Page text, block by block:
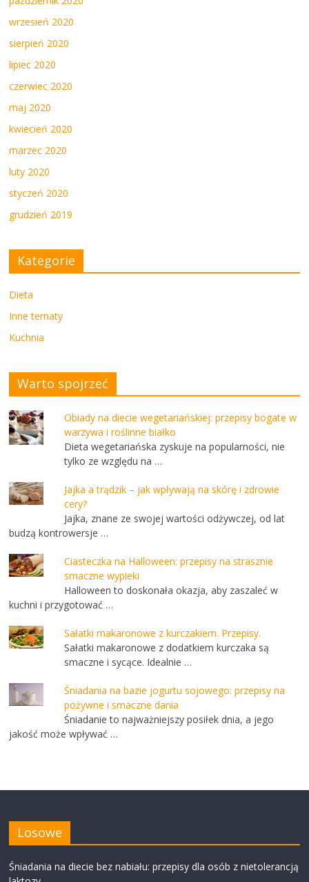
wrzesień 2020
sierpień 2020
lipiec 2020
czerwiec 2020
maj 2020
kwiecień 2020
marzec 2020
luty 2020
styczeń 2020
grudzień 2019
Kategorie
Dieta
Inne tematy
Kuchnia
Warto spojrzeć
Obiady na diecie wegetariańskiej: przepisy bogate w
warzywa i roślinne białko
Dieta wegetariańska zyskuje na popularności, nie
tylko ze względu na …
Jajka a trądzik – jak wpływają na skórę i zdrowie
cery?
Jajka, znane ze swojej wartości odżywczej, od lat
budzą kontrowersje …
Ciasteczka na Halloween: przepisy na strasznie
smaczne wypieki
Halloween to doskonała okazja, aby zaszaleć w
kuchni i przygotować …
Sałatki makaronowe z kurczakiem. Przepisy.
Sałatki makaronowe z dodatkiem kurczaka są
smaczne i sycące. Idealnie …
Śniadania na bazie jogurtu sojowego: przepisy na
pożywne i smaczne dania
Śniadanie to najważniejszy posiłek dnia, a jego
jakość może wpływać …
Losowe
Śniadania na diecie bez nabiału: przepisy dla osób z nietolerancją